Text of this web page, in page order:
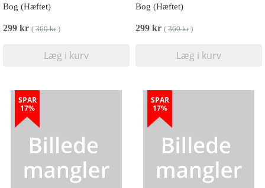
Bog (Hæftet)
299 kr ( 360 kr)
Læg i kurv
Bog (Hæftet)
299 kr ( 360 kr)
Læg i kurv
SPAR
17%
SPAR
17%